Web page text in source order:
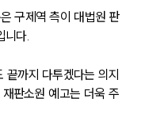
구제역 측이 대법원 판
니다.
까지 다투겠다는 의지
판소원 예고는 더욱 주